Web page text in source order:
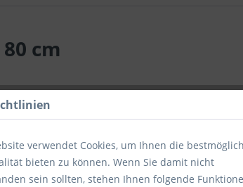
cm
verwendet Cookies, um Ihnen die
bieten zu können. Wenn Sie damit nicht
sein sollten, stehen Ihnen folgende